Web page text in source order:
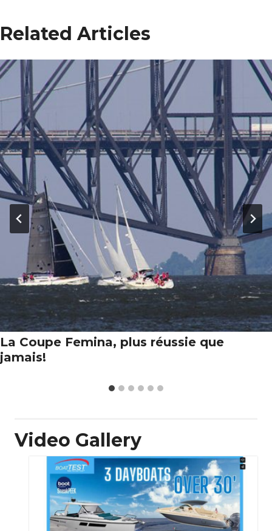
Related Articles
La Coupe Femina, plus réussie que
jamais!
Video Gallery